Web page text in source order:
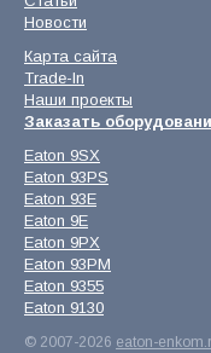
Новости
Карта сайта
Trade-In
Наши проекты
Заказать
Eaton 9SX
Eaton 93PS
Eaton 93E
Eaton 9E
Eaton 9PX
Eaton 93PM
Eaton 9355
Eaton 9130
© 2007-2026 eaton-